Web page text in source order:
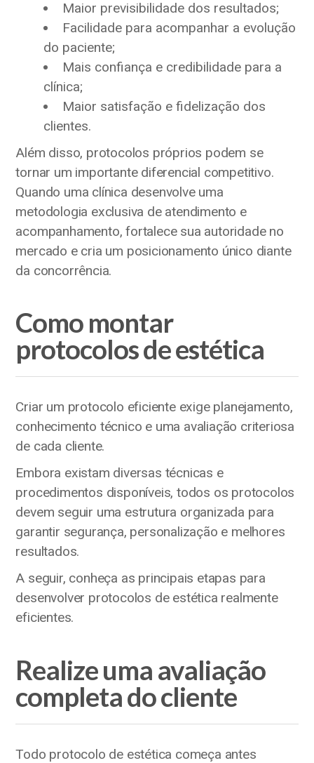
Maior previsibilidade dos resultados;
Facilidade para acompanhar a evolução
do paciente;
Mais confiança e credibilidade para a
clínica;
Maior satisfação e fidelização dos
clientes.
Além disso, protocolos próprios podem se
tornar um importante diferencial competitivo.
Quando uma clínica desenvolve uma
metodologia exclusiva de atendimento e
acompanhamento, fortalece sua autoridade no
mercado e cria um posicionamento único diante
da concorrência.
Como montar
protocolos de estética
Criar um protocolo eficiente exige planejamento,
conhecimento técnico e uma avaliação criteriosa
de cada cliente.
Embora existam diversas técnicas e
procedimentos disponíveis, todos os protocolos
devem seguir uma estrutura organizada para
garantir segurança, personalização e melhores
resultados.
A seguir, conheça as principais etapas para
desenvolver protocolos de estética realmente
eficientes.
Realize uma avaliação
completa do cliente
Todo protocolo de estética começa antes